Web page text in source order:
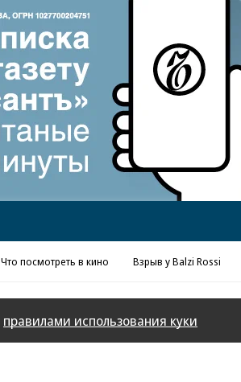
Реклама в «Ъ»
Что посмотреть в кино Взрыв у Balzi Rossi
правилами использования куки